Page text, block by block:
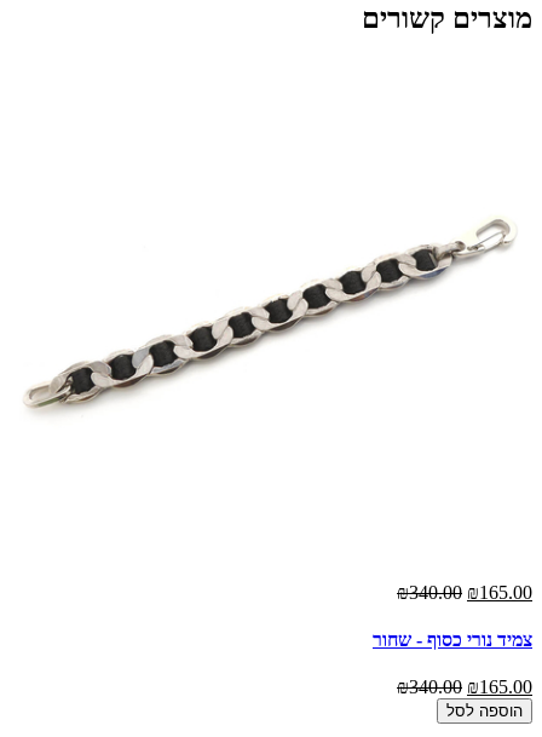
מוצרים קשורים
₪165.00
₪340.00
צמיד נורי כסוף - שחור
₪165.00
₪340.00
הוספה לסל